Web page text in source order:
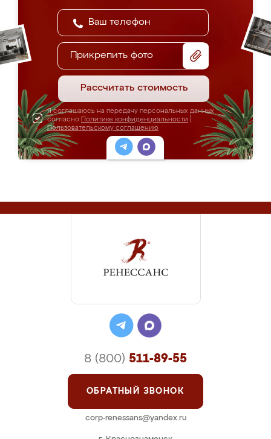
Прикрепить фото
Рассчитать стоимость
Я соглашаюсь на передачу персональных данных
согласно Политике конфиденциальности
Пользовательскому соглашению
8 (800) 511-89-55
ОБРАТНЫЙ ЗВОНОК
corp-renessans@yandex.ru